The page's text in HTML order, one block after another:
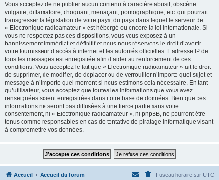
Vous acceptez de ne publier aucun contenu à caractère abusif, obscène,
vulgaire, diffamatoire, choquant, menaçant, pornographique, etc. qui pourrait
transgresser la législation de votre pays, du pays dans lequel le serveur de
« Electronique radioamateur » est hébergé ou encore la loi internationale. Si
vous ne respectez pas ces dispositions, vous vous exposez à un
bannissement immédiat et définitif et nous nous réservons le droit d’avertir
votre fournisseur d’accès à internet et les autorités officielles. L’adresse IP de
tous les messages est enregistrée afin d’aider au renforcement de ces
conditions. Vous acceptez le fait que « Electronique radioamateur » ait le droit
de supprimer, de modifier, de déplacer ou de verrouiller n’importe quel sujet et
message à n’importe quel moment si nous estimons cela nécessaire. En tant
qu’utilisateur, vous acceptez que toutes les informations que vous avez
renseignées soient enregistrées dans notre base de données. Bien que ces
informations ne seront pas diffusées à une tierce partie sans votre
consentement, ni « Electronique radioamateur », ni phpBB, ne pourront être
tenus comme responsables en cas de tentative de piratage informatique visant
à compromettre vos données.
Accueil Accueil du forum Fuseau horaire sur UTC